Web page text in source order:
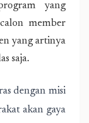
yang
member
yang artinya
saja.
dengan misi
akan gaya